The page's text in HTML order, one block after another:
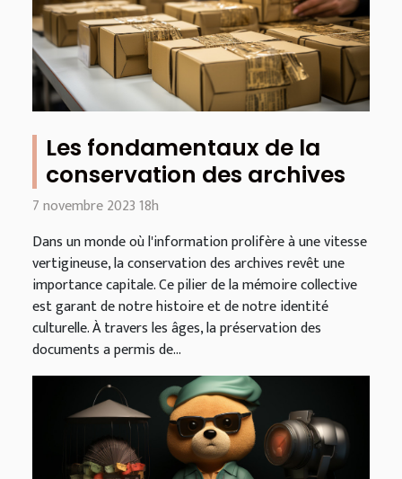
Les fondamentaux de la
conservation des archives
7 novembre 2023 18h
Dans un monde où l'information prolifère à une vitesse
vertigineuse, la conservation des archives revêt une
importance capitale. Ce pilier de la mémoire collective
est garant de notre histoire et de notre identité
culturelle. À travers les âges, la préservation des
documents a permis de...